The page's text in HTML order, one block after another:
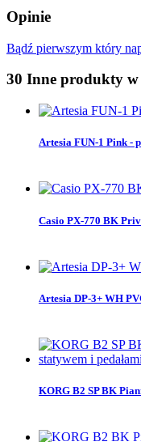
Opinie
Bądź pierwszym który
30 Inne produkty
Artesia FUN-1 Pink -
Casio PX-770 BK
Artesia DP-3+ WH
KORG B2 SP BK